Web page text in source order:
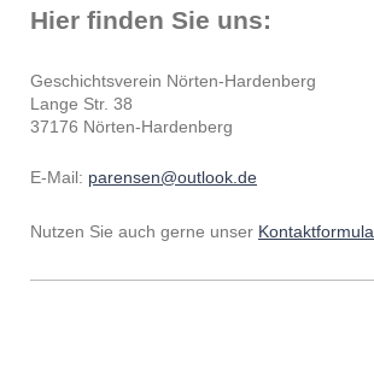
Hier finden Sie uns:
Geschichtsverein Nörten-Hardenberg
Lange Str. 38
37176 Nörten-Hardenberg
E-Mail: parensen@outlook.de
Nutzen Sie auch gerne unser